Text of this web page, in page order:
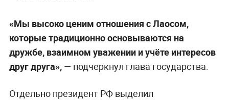
«Мы высоко ценим отношения с Лаосом,
которые традиционно основываются на
дружбе, взаимном уважении и учёте интересов
друг друга», — подчеркнул глава государства.
Отдельно президент РФ выделил